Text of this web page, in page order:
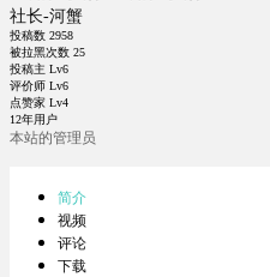
社长-河蟹
投稿数 2958
被拉黑次数 25
投稿主 Lv6
评价师 Lv6
点赞家 Lv4
12年用户
本站的管理员
简介
视频
评论
下载